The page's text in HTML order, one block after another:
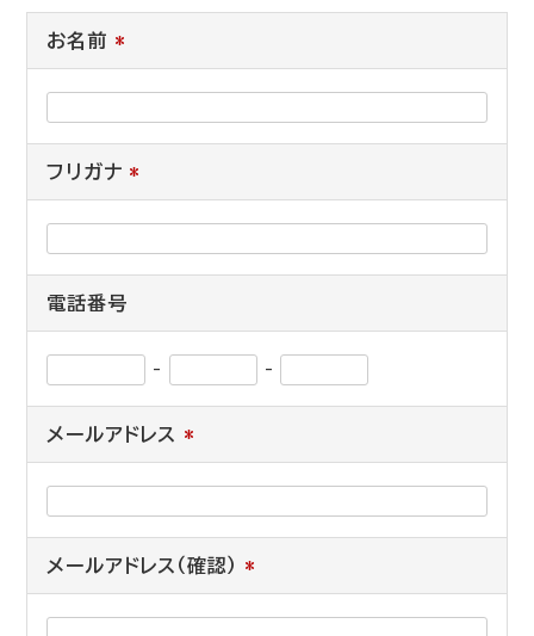
お名前 *
フリガナ *
電話番号
- -
メールアドレス *
メールアドレス（確認） *